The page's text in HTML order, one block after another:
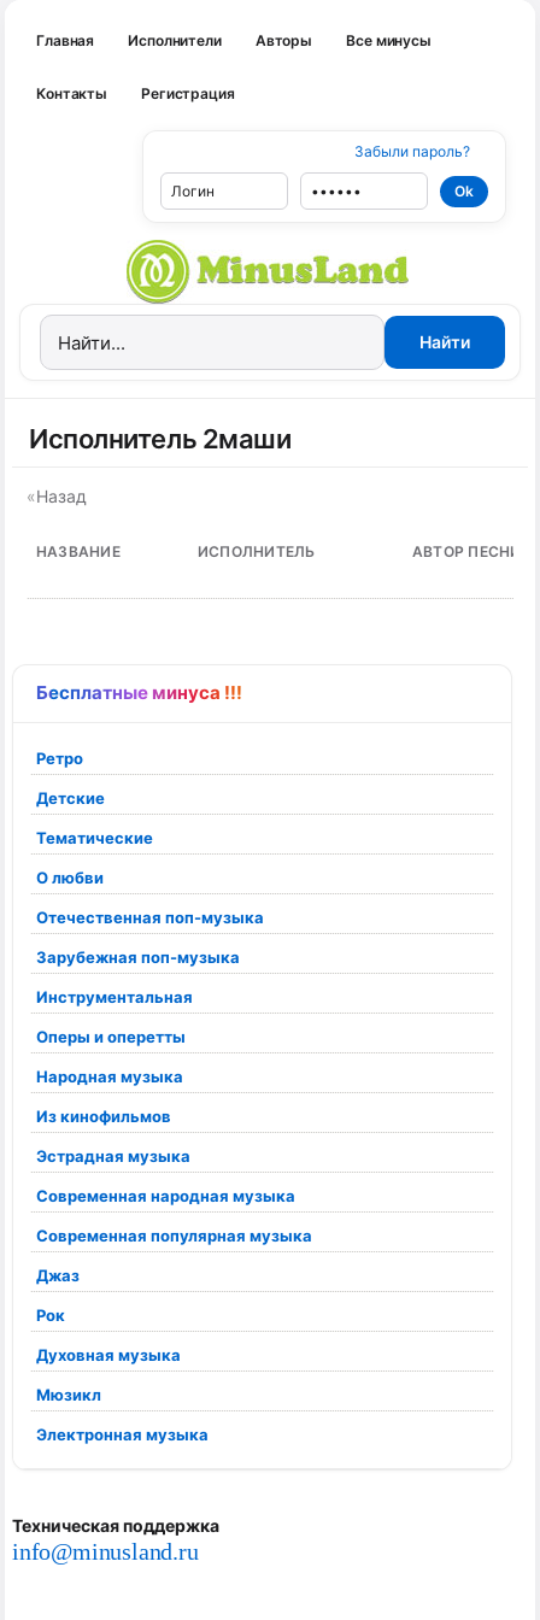
Главная Исполнители Авторы Все минусы
Контакты Регистрация
Забыли пароль?
Бесплатные минуса !!!
Ретро
Детские
Тематические
О любви
Отечественная поп-музыка
Зарубежная поп-музыка
Инструментальная
Оперы и оперетты
Народная музыка
Из кинофильмов
Эстрадная музыка
Современная народная музыка
Современная популярная музыка
Джаз
Рок
Духовная музыка
Мюзикл
Электронная музыка
Техническая поддержка
info@minusland.ru
Исполнитель 2маши
«Назад
НАЗВАНИЕ ИСПОЛНИТЕЛЬ АВТОР ПЕСНИ